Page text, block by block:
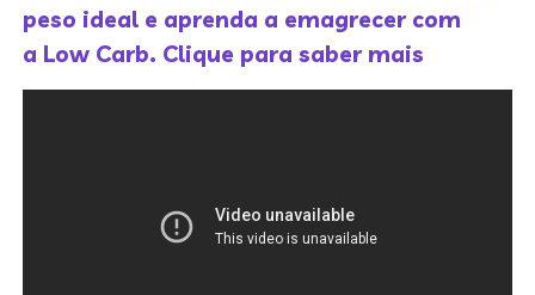
peso ideal e aprenda a emagrecer com
a Low Carb. Clique para saber mais